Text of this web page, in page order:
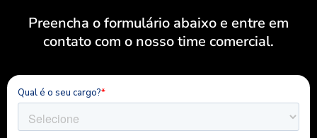
Preencha o formulário abaixo e entre em
contato com o nosso time comercial.